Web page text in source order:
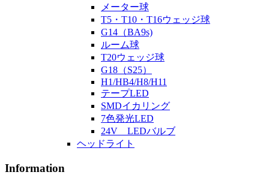
メーター球
T5・T10・T16ウェッジ球
G14（BA9s)
ルーム球
T20ウェッジ球
G18（S25）
H1/HB4/H8/H11
テープLED
SMDイカリング
7色発光LED
24V LEDバルブ
ヘッドライト
Information